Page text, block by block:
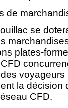
de
se
plates-
la décision
CFD.